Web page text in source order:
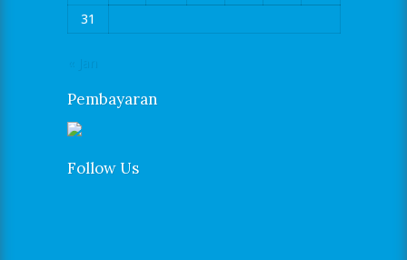
31
Pembayaran
Follow Us